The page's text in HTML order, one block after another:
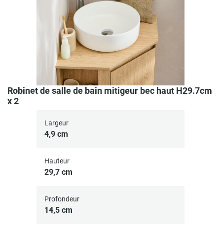
Robinet de salle de bain mitigeur bec haut H29.7cm
x 2
Largeur
4,9 cm
Hauteur
29,7 cm
Profondeur
14,5 cm